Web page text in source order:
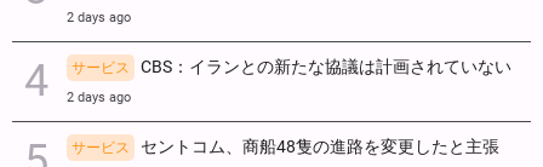
2 days ago
サービス CBS：イランとの新たな協議は計画されていない
2 days ago
サービス セントコム、商船48隻の進路を変更したと主張